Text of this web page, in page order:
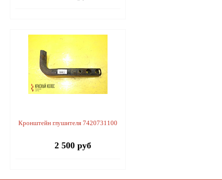
Кронштейн глушителя 7420731100
2 500 руб